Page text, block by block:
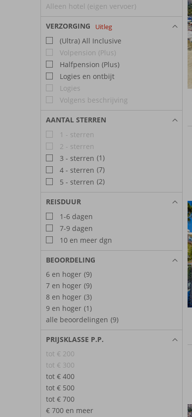
Alleen hotel (eigen vervoer)
VERZORGING Uitleg
(Ultra) All Inclusive
Volpension (Plus)
Halfpension (Plus)
Logies en ontbijt
Logies
Volgens beschrijving
AANTAL STERREN
1 - sterren
2 - sterren
3 - sterren (1)
4 - sterren (7)
5 - sterren (2)
REISDUUR
1-6 dagen
7-9 dagen
10 en meer dgn
BEOORDELING
6 en hoger (9)
7 en hoger (9)
8 en hoger (3)
9 en hoger (1)
alle beoordelingen (9)
PRIJSKLASSE P.P.
tot € 200
tot € 300
tot € 400
tot € 500
tot € 700
€ 700 en meer